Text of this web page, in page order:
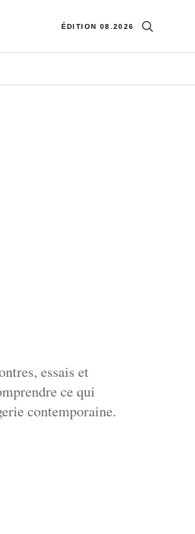
ÉDITION 08.2026 Ouvrir la
essais et
ce qui
contemporaine.